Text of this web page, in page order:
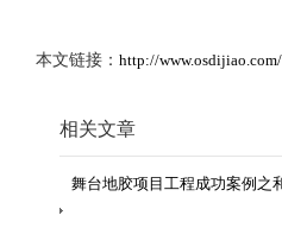
本文链接：http://
相关文章
舞台地胶项目工程成功案例之